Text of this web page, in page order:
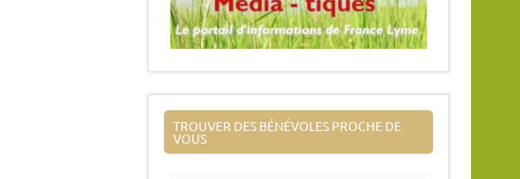
TROUVER DES BÉNÉVOLES PROCHE DE
VOUS